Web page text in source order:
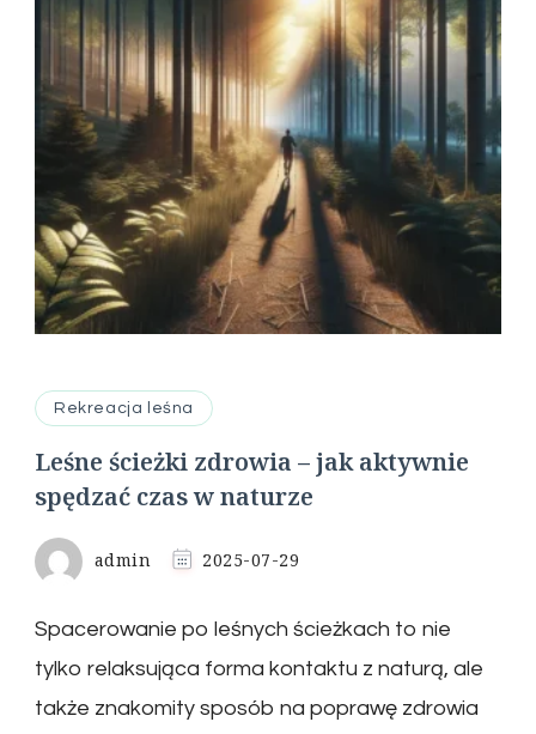
Rekreacja leśna
Leśne ścieżki zdrowia – jak aktywnie
spędzać czas w naturze
admin 2025-07-29
Spacerowanie po leśnych ścieżkach to nie
tylko relaksująca forma kontaktu z naturą, ale
także znakomity sposób na poprawę zdrowia